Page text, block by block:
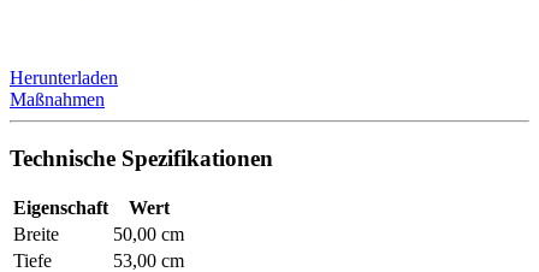
Herunterladen
Maßnahmen
Technische Spezifikationen
Eigenschaft
Wert
Breite
50,00 cm
Tiefe
53,00 cm